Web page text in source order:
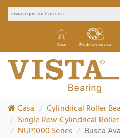
Casa Produto e serviço
Casa
Cylindrical Roller
Single Row Cylindrical
NUP1000 Series
Busca